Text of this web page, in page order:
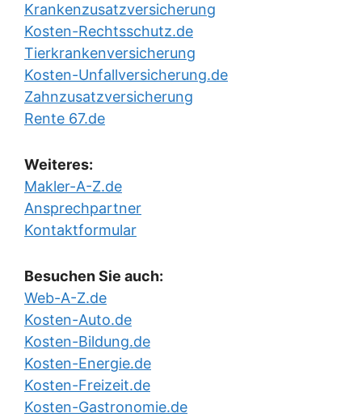
Krankenzusatzversicherung
Kosten-Rechtsschutz.de
Tierkrankenversicherung
Kosten-Unfallversicherung.de
Zahnzusatzversicherung
Rente 67.de
Weiteres:
Makler-A-Z.de
Ansprechpartner
Kontaktformular
Besuchen Sie auch:
Web-A-Z.de
Kosten-Auto.de
Kosten-Bildung.de
Kosten-Energie.de
Kosten-Freizeit.de
Kosten-Gastronomie.de